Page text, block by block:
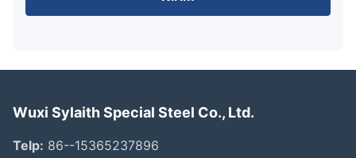
Wuxi Sylaith Special Steel Co., Ltd.
Telp: 86--15365237896